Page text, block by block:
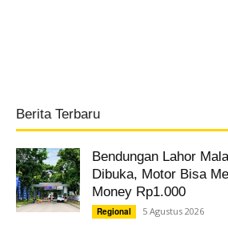
Berita Terbaru
Bendungan Lahor
Dibuka, Motor Bisa
Money Rp1.000
Regional 5 Agustus 2026